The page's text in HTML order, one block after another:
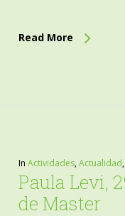
Read More
In Actividades,Actualidad,
Paula Levi,
de Master